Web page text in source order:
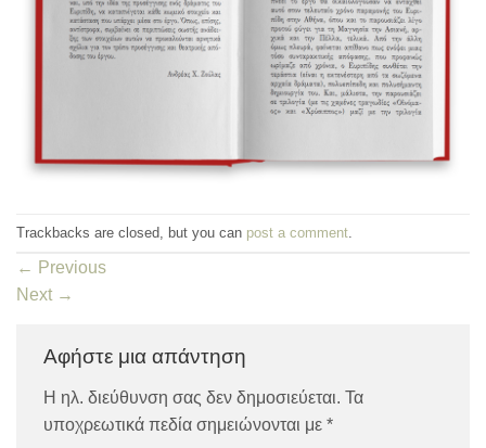
Trackbacks are closed, but you can post a comment
← Previous
Next →
Αφήστε μια απάντηση
Η ηλ. διεύθυνση σας δεν δημοσιεύεται. Τα
υποχρεωτικά πεδία σημειώνονται με *